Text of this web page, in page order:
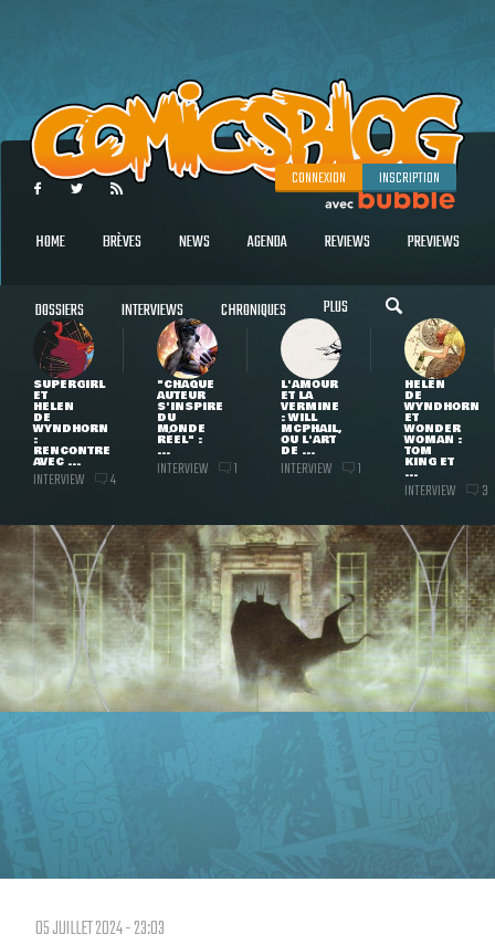
CONNEXION INSCRIPTION
HOME BRÈVES NEWS AGENDA REVIEWS PREVIEWS
DOSSIERS INTERVIEWS CHRONIQUES PLUS
SUPERGIRL
ET
HELEN
DE
WYNDHORN
:
RENCONTRE
AVEC ...
INTERVIEW 4
"CHAQUE
AUTEUR
S'INSPIRE
DU
MONDE
RÉEL" :
...
INTERVIEW 1
L'AMOUR
ET LA
VERMINE
: WILL
MCPHAIL,
OU L'ART
DE ...
INTERVIEW 1
HELEN
DE
WYNDHORN
ET
WONDER
WOMAN :
TOM
KING ET
...
INTERVIEW 3
05 JUILLET 2024 - 23:03